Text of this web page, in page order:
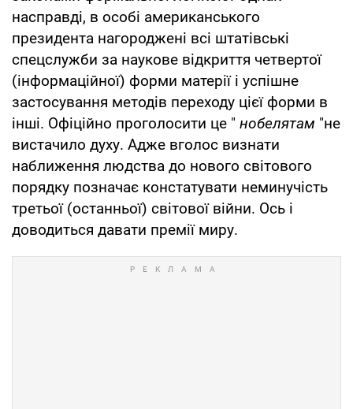
насправді, в особі американського
президента нагороджені всі штатівські
спецслужби за наукове відкриття четвертої
(інформаційної) форми матерії і успішне
застосування методів переходу цієї форми в
інші. Офіційно проголосити це " нобелятам "не
вистачило духу. Адже вголос визнати
наближення людства до нового світового
порядку позначає констатувати неминучість
третьої (останньої) світової війни. Ось і
доводиться давати премії миру.